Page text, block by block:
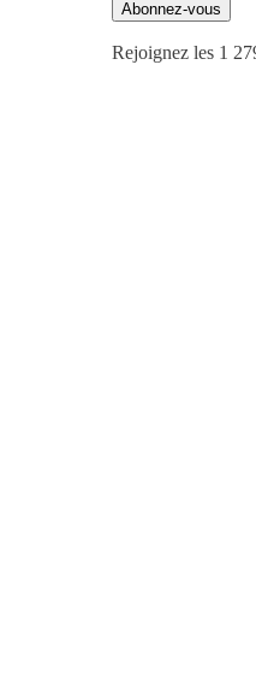
Abonnez-vous
Rejoignez les 1